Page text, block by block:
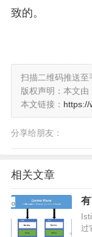
致的。
扫描二维码推送至
版权声明：本文由
本文链接： https://
分享给朋友：
相关文章
过